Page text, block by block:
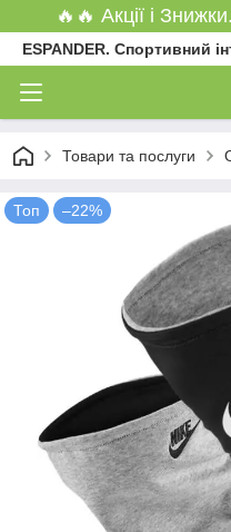
🔥🔥 Акції і
ESPANDER. Спортивний
Товари та послуги
Топ –22%